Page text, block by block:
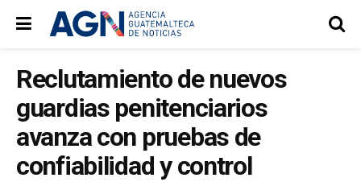
Reclutamiento de nuevos
guardias penitenciarios
avanza con pruebas de
confiabilidad y control